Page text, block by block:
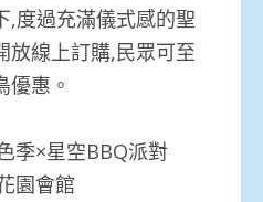
,度過充滿儀式感的聖
放線上訂購,民眾可至
優惠。
季×星空BBQ派對
園會館